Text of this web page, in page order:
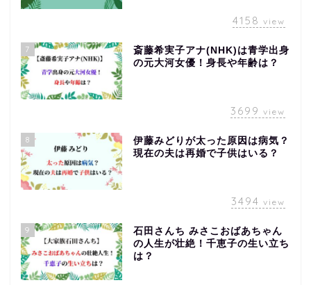
4158 view
7
斎藤希実子アナ(NHK)は青学出身
の元大河女優！身長や年齢は？
3699 view
8
伊藤みどりが太った原因は病気？
現在の夫は再婚で子供はいる？
3494 view
9
石田さんち みさこおばあちゃん
の人生が壮絶！千恵子の生い立ち
は？